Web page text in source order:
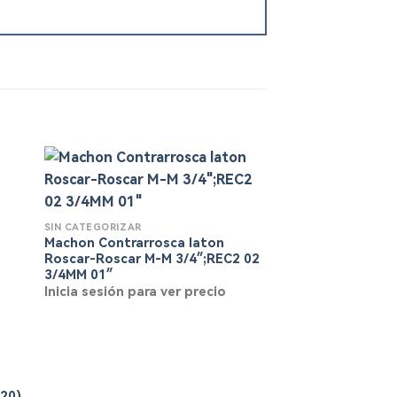
SIN CATEGORIZAR
Machon Contrarrosca laton
Roscar-Roscar M-M 3/4″;REC2 02
3/4MM 01″
Inicia sesión para ver precio